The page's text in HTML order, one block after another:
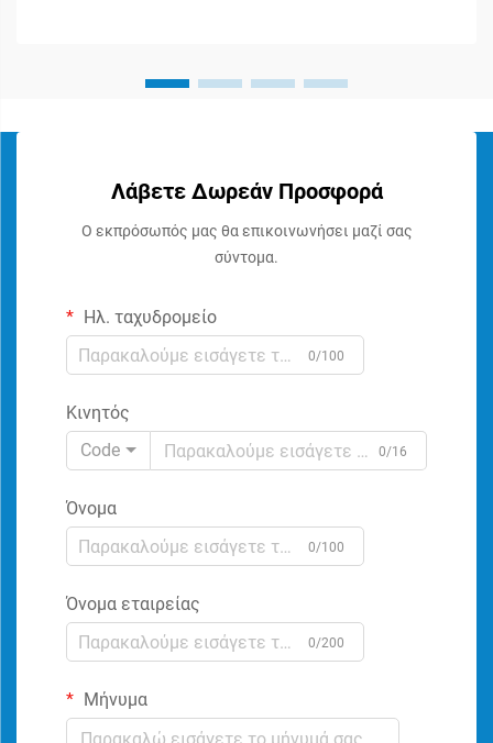
Λάβετε Δωρεάν Προσφορά
Ο εκπρόσωπός μας θα επικοινωνήσει μαζί σας
σύντομα.
Ηλ. ταχυδρομείο
0/100
Κινητός
Code
0/16
Όνομα
0/100
Όνομα εταιρείας
0/200
Μήνυμα